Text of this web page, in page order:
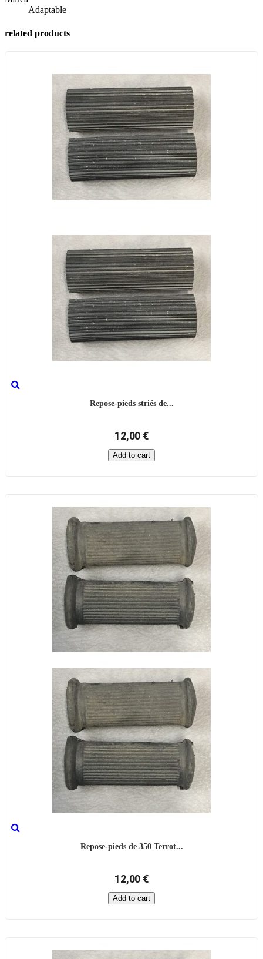
Adaptable
related products
Repose-pieds striés de...
12,00 €
Add to cart
Repose-pieds de 350 Terrot...
12,00 €
Add to cart